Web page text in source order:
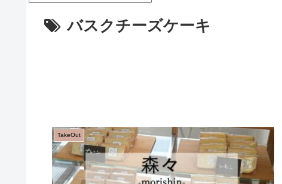
バスクチーズケーキ
TakeOut